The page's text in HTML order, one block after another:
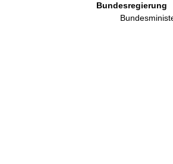
Bundesregierung